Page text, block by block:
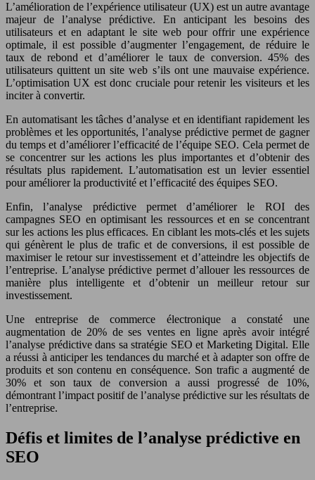
L’amélioration de l’expérience utilisateur (UX) est un autre avantage
majeur de l’analyse prédictive. En anticipant les besoins des
utilisateurs et en adaptant le site web pour offrir une expérience
optimale, il est possible d’augmenter l’engagement, de réduire le
taux de rebond et d’améliorer le taux de conversion. 45% des
utilisateurs quittent un site web s’ils ont une mauvaise expérience.
L’optimisation UX est donc cruciale pour retenir les visiteurs et les
inciter à convertir.
En automatisant les tâches d’analyse et en identifiant rapidement les
problèmes et les opportunités, l’analyse prédictive permet de gagner
du temps et d’améliorer l’efficacité de l’équipe SEO. Cela permet de
se concentrer sur les actions les plus importantes et d’obtenir des
résultats plus rapidement. L’automatisation est un levier essentiel
pour améliorer la productivité et l’efficacité des équipes SEO.
Enfin, l’analyse prédictive permet d’améliorer le ROI des
campagnes SEO en optimisant les ressources et en se concentrant
sur les actions les plus efficaces. En ciblant les mots-clés et les sujets
qui génèrent le plus de trafic et de conversions, il est possible de
maximiser le retour sur investissement et d’atteindre les objectifs de
l’entreprise. L’analyse prédictive permet d’allouer les ressources de
manière plus intelligente et d’obtenir un meilleur retour sur
investissement.
Une entreprise de commerce électronique a constaté une
augmentation de 20% de ses ventes en ligne après avoir intégré
l’analyse prédictive dans sa stratégie SEO et Marketing Digital. Elle
a réussi à anticiper les tendances du marché et à adapter son offre de
produits et son contenu en conséquence. Son trafic a augmenté de
30% et son taux de conversion a aussi progressé de 10%,
démontrant l’impact positif de l’analyse prédictive sur les résultats de
l’entreprise.
Défis et limites de l’analyse prédictive en
SEO